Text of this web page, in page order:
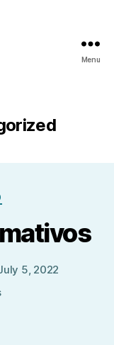
Menu
5, 2022
on